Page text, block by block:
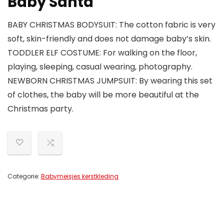
BABY CHRISTMAS BODYSUIT: The cotton fabric is very
soft, skin-friendly and does not damage baby’s skin.
TODDLER ELF COSTUME: For walking on the floor,
playing, sleeping, casual wearing, photography.
NEWBORN CHRISTMAS JUMPSUIT: By wearing this set
of clothes, the baby will be more beautiful at the
Christmas party.
Categorie: Babymeisjes kerstkleding